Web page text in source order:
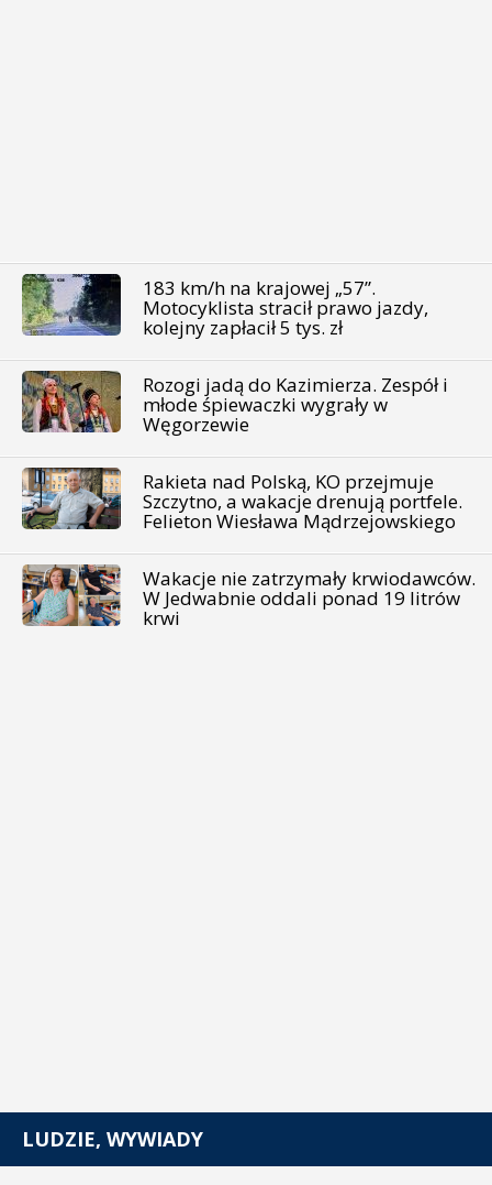
183 km/h na krajowej „57”.
Motocyklista stracił prawo jazdy,
kolejny zapłacił 5 tys. zł
Rozogi jadą do Kazimierza. Zespół i
młode śpiewaczki wygrały w
Węgorzewie
Rakieta nad Polską, KO przejmuje
Szczytno, a wakacje drenują portfele.
Felieton Wiesława Mądrzejowskiego
Wakacje nie zatrzymały krwiodawców.
W Jedwabnie oddali ponad 19 litrów
krwi
LUDZIE, WYWIADY